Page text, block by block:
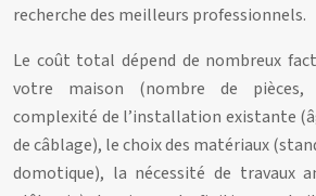
recherche des meilleurs professionnels.
Le coût total dépend de nombreux
votre maison (nombre de
complexité de l’installation existante
de câblage), le choix des matériaux
domotique), la nécessité de travaux